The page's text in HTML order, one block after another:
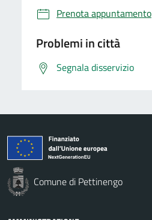
Prenota appuntamento
Problemi in città
Segnala disservizio
Comune di Pettinengo